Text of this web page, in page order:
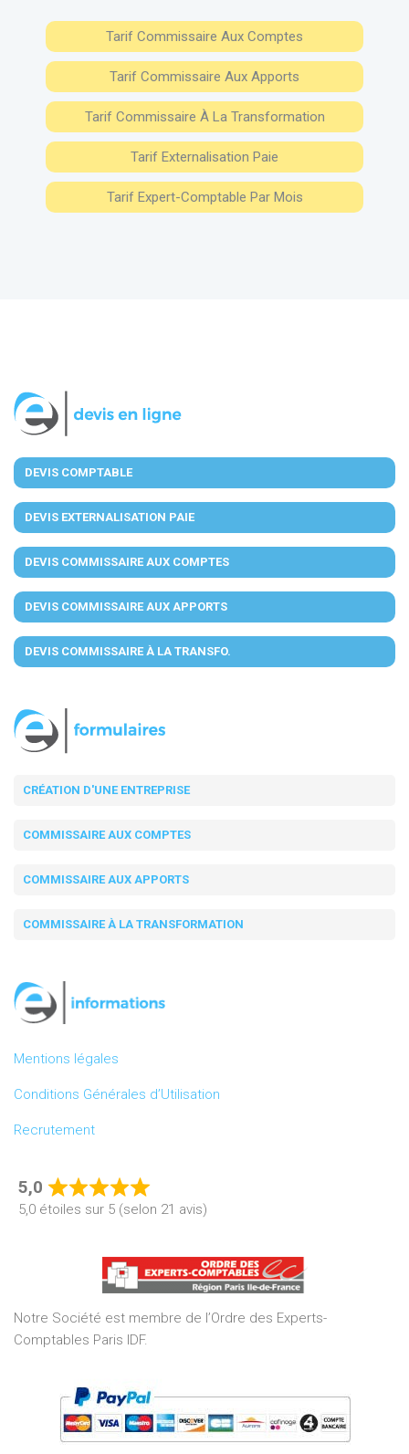
Tarif Commissaire Aux Comptes
Tarif Commissaire Aux Apports
Tarif Commissaire À La Transformation
Tarif Externalisation Paie
Tarif Expert-Comptable Par Mois
DEVIS COMPTABLE
DEVIS EXTERNALISATION PAIE
DEVIS COMMISSAIRE AUX COMPTES
DEVIS COMMISSAIRE AUX APPORTS
DEVIS COMMISSAIRE À LA TRANSFO.
CRÉATION D'UNE ENTREPRISE
COMMISSAIRE AUX COMPTES
COMMISSAIRE AUX APPORTS
COMMISSAIRE À LA TRANSFORMATION
Mentions légales
Conditions Générales d’Utilisation
Recrutement
5,0
Rated
5,0
of
5
5,0 étoiles sur 5 (selon 21 avis)
Notre Société est membre de l’Ordre des Experts-
Comptables Paris IDF.